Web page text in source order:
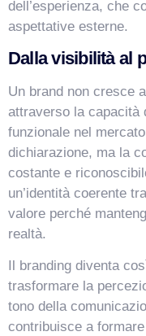
dell’esperienza, che
aspettative esterne.
Dalla visibilità al
Un brand non cresce
attraverso la capacità
funzionale nel
dichiarazione, ma la
costante e
un’identità coerente
valore perché
realtà.
Il branding diventa
trasformare la
tono della
contribuisce a